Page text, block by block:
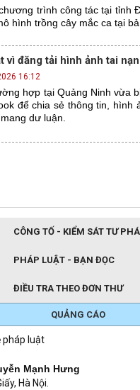
trình công tác tại tỉnh
hình trồng cây mắc ca tại
vì đăng tải hình ảnh tai
16:12
hợp tại Quảng Ninh vừa
để chia sẻ thông tin, hình
dư luận.
CÔNG TỐ - KIỂM SÁT TƯ
PHÁP LUẬT - BẠN ĐỌC
ĐIỀU TRA THEO ĐƠN THƯ
QUẢNG CÁO
pháp luật
Mạnh Hưng
Hà Nội.